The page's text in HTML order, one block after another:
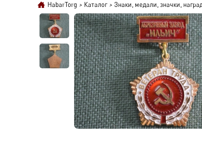
HabarTorg > Каталог > Знаки, медали, значки,